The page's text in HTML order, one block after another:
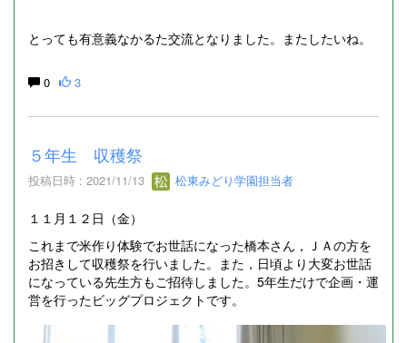
とっても有意義なかるた交流となりました。またしたいね。
0 3
５年生 収穫祭
投稿日時 : 2021/11/13 松東みどり学園担当者
１１月１２日（金）
これまで米作り体験でお世話になった橋本さん，ＪＡの方を
お招きして収穫祭を行いました。また，日頃より大変お世話
になっている先生方もご招待しました。5年生だけで企画・運
営を行ったビッグプロジェクトです。